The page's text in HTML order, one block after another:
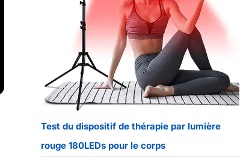
Test du dispositif de thérapie par lumière
rouge 180LEDs pour le corps